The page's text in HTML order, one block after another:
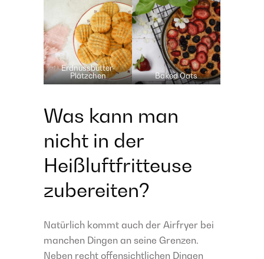
Erdnussbutter-
Plätzchen
Baked Oats
Was kann man
nicht in der
Heißluftfritteuse
zubereiten?
Natürlich kommt auch der Airfryer bei
manchen Dingen an seine Grenzen.
Neben recht offensichtlichen Dingen